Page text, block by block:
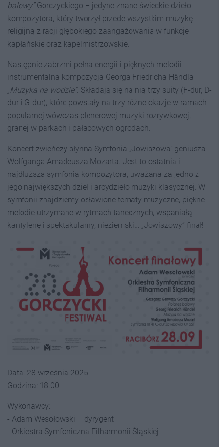
balowy”Gorczyckiego – jedyne znane świeckie dzieło
kompozytora, który tworzył przede wszystkim muzykę
religijną z racji głębokiego zaangażowania w funkcje
kapłańskie oraz kapelmistrzowskie.
Następnie zabrzmi pełna energii i pięknych melodii
instrumentalna kompozycja Georga Friedricha Händla
„Muzyka na wodzie”. Składają się na nią trzy suity (F-dur, D-
dur i G-dur), które powstały na trzy różne okazje w ramach
popularnej wówczas plenerowej muzyki rozrywkowej,
granej w parkach i pałacowych ogrodach.
Koncert zwieńczy słynna Symfonia „Jowiszowa” geniusza
Wolfganga Amadeusza Mozarta. Jest to ostatnia i
najdłuższa symfonia kompozytora, uważana za jedno z
jego największych dzieł i arcydzieło muzyki klasycznej. W
symfonii znajdziemy osławione tematy muzyczne, piękne
melodie utrzymane w rytmach tanecznych, wspaniałą
kantylenę i spektakularny, nieziemski… „Jowiszowy” finał!
Data: 28 września 2025
Godzina: 18.00
Wykonawcy:
- Adam Wesołowski – dyrygent
- Orkiestra Symfoniczna Filharmonii Śląskiej